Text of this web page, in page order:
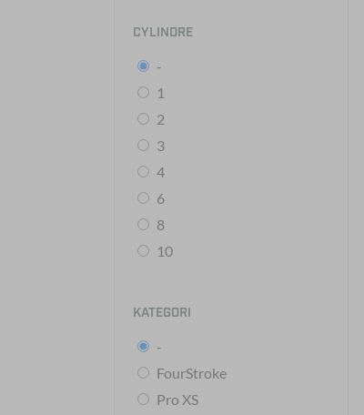
CYLINDRE
-
1
2
3
4
6
8
10
KATEGORI
-
FourStroke
Pro XS